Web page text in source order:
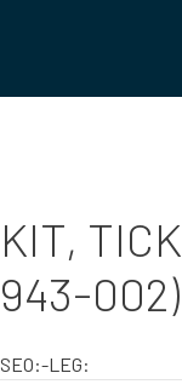
KIT,
943-002)
SEO:-LEG: